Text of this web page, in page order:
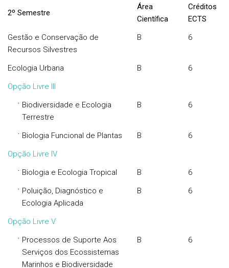
2º Semestre
Área
Científica
Créditos
ECTS
Gestão e Conservação de
Recursos Silvestres
B 6
Ecologia Urbana B
6
Opção Livre III
· Biodiversidade e Ecologia
Terrestre
B 6
· Biologia Funcional de Plantas B
6
Opção Livre IV
· Biologia e Ecologia Tropical B 6
· Poluição, Diagnóstico e
Ecologia Aplicada
B 6
Opção Livre V
· Processos de Suporte Aos
Serviços dos Ecossistemas
Marinhos e Biodiversidade
B 6